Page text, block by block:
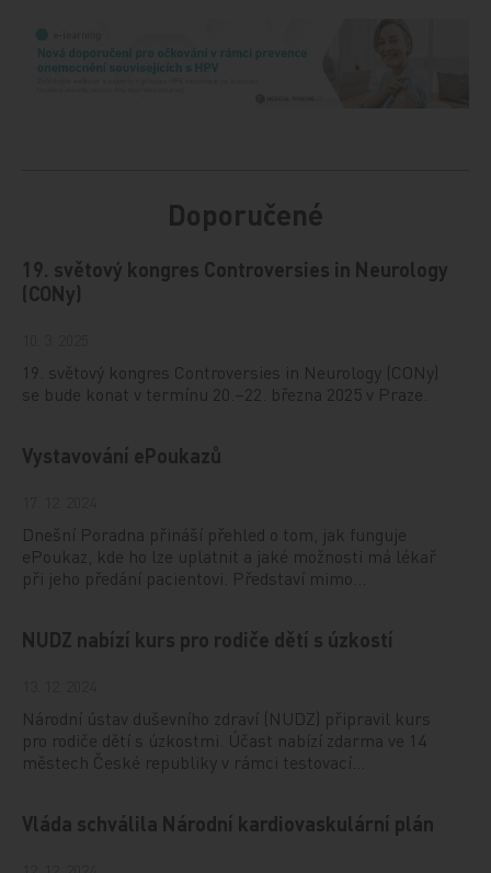
Doporučené
19. světový kongres Controversies in Neurology
(CONy)
19. světový kongres Controversies in Neurology (CONy)
se bude konat v termínu 20.–22. března 2025 v Praze.
Vystavování ePoukazů
Dnešní Poradna přináší přehled o tom, jak funguje
ePoukaz, kde ho lze uplatnit a jaké možnosti má lékař
při jeho předání pacientovi. Představí mimo…
NUDZ nabízí kurs pro rodiče dětí s úzkostí
Národní ústav duševního zdraví (NUDZ) připravil kurs
pro rodiče dětí s úzkostmi. Účast nabízí zdarma ve 14
městech České republiky v rámci testovací…
Vláda schválila Národní kardiovaskulární plán